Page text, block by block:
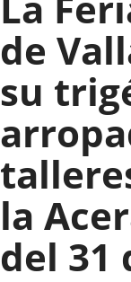
de
su
la
del 31